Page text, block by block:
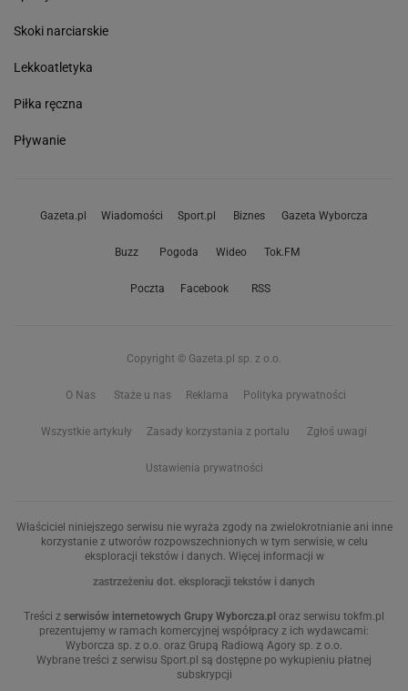
Skoki narciarskie
Lekkoatletyka
Piłka ręczna
Pływanie
Gazeta.pl Wiadomości Sport.pl Biznes Gazeta Wyborcza
Buzz Pogoda Wideo Tok.FM
Poczta Facebook RSS
Copyright © Gazeta.pl sp. z o.o.
O Nas Staże u nas Reklama Polityka prywatności
Wszystkie artykuły Zasady korzystania z portalu Zgłoś uwagi
Ustawienia prywatności
Właściciel niniejszego serwisu nie wyraża zgody na zwielokrotnianie ani inne
korzystanie z utworów rozpowszechnionych w tym serwisie, w celu
eksploracji tekstów i danych. Więcej informacji w
zastrzeżeniu dot. eksploracji tekstów i danych
Treści z serwisów internetowych Grupy Wyborcza.pl oraz serwisu tokfm.pl
prezentujemy w ramach komercyjnej współpracy z ich wydawcami:
Wyborcza sp. z o.o. oraz Grupą Radiową Agory sp. z o.o.
Wybrane treści z serwisu Sport.pl są dostępne po wykupieniu płatnej
subskrypcji